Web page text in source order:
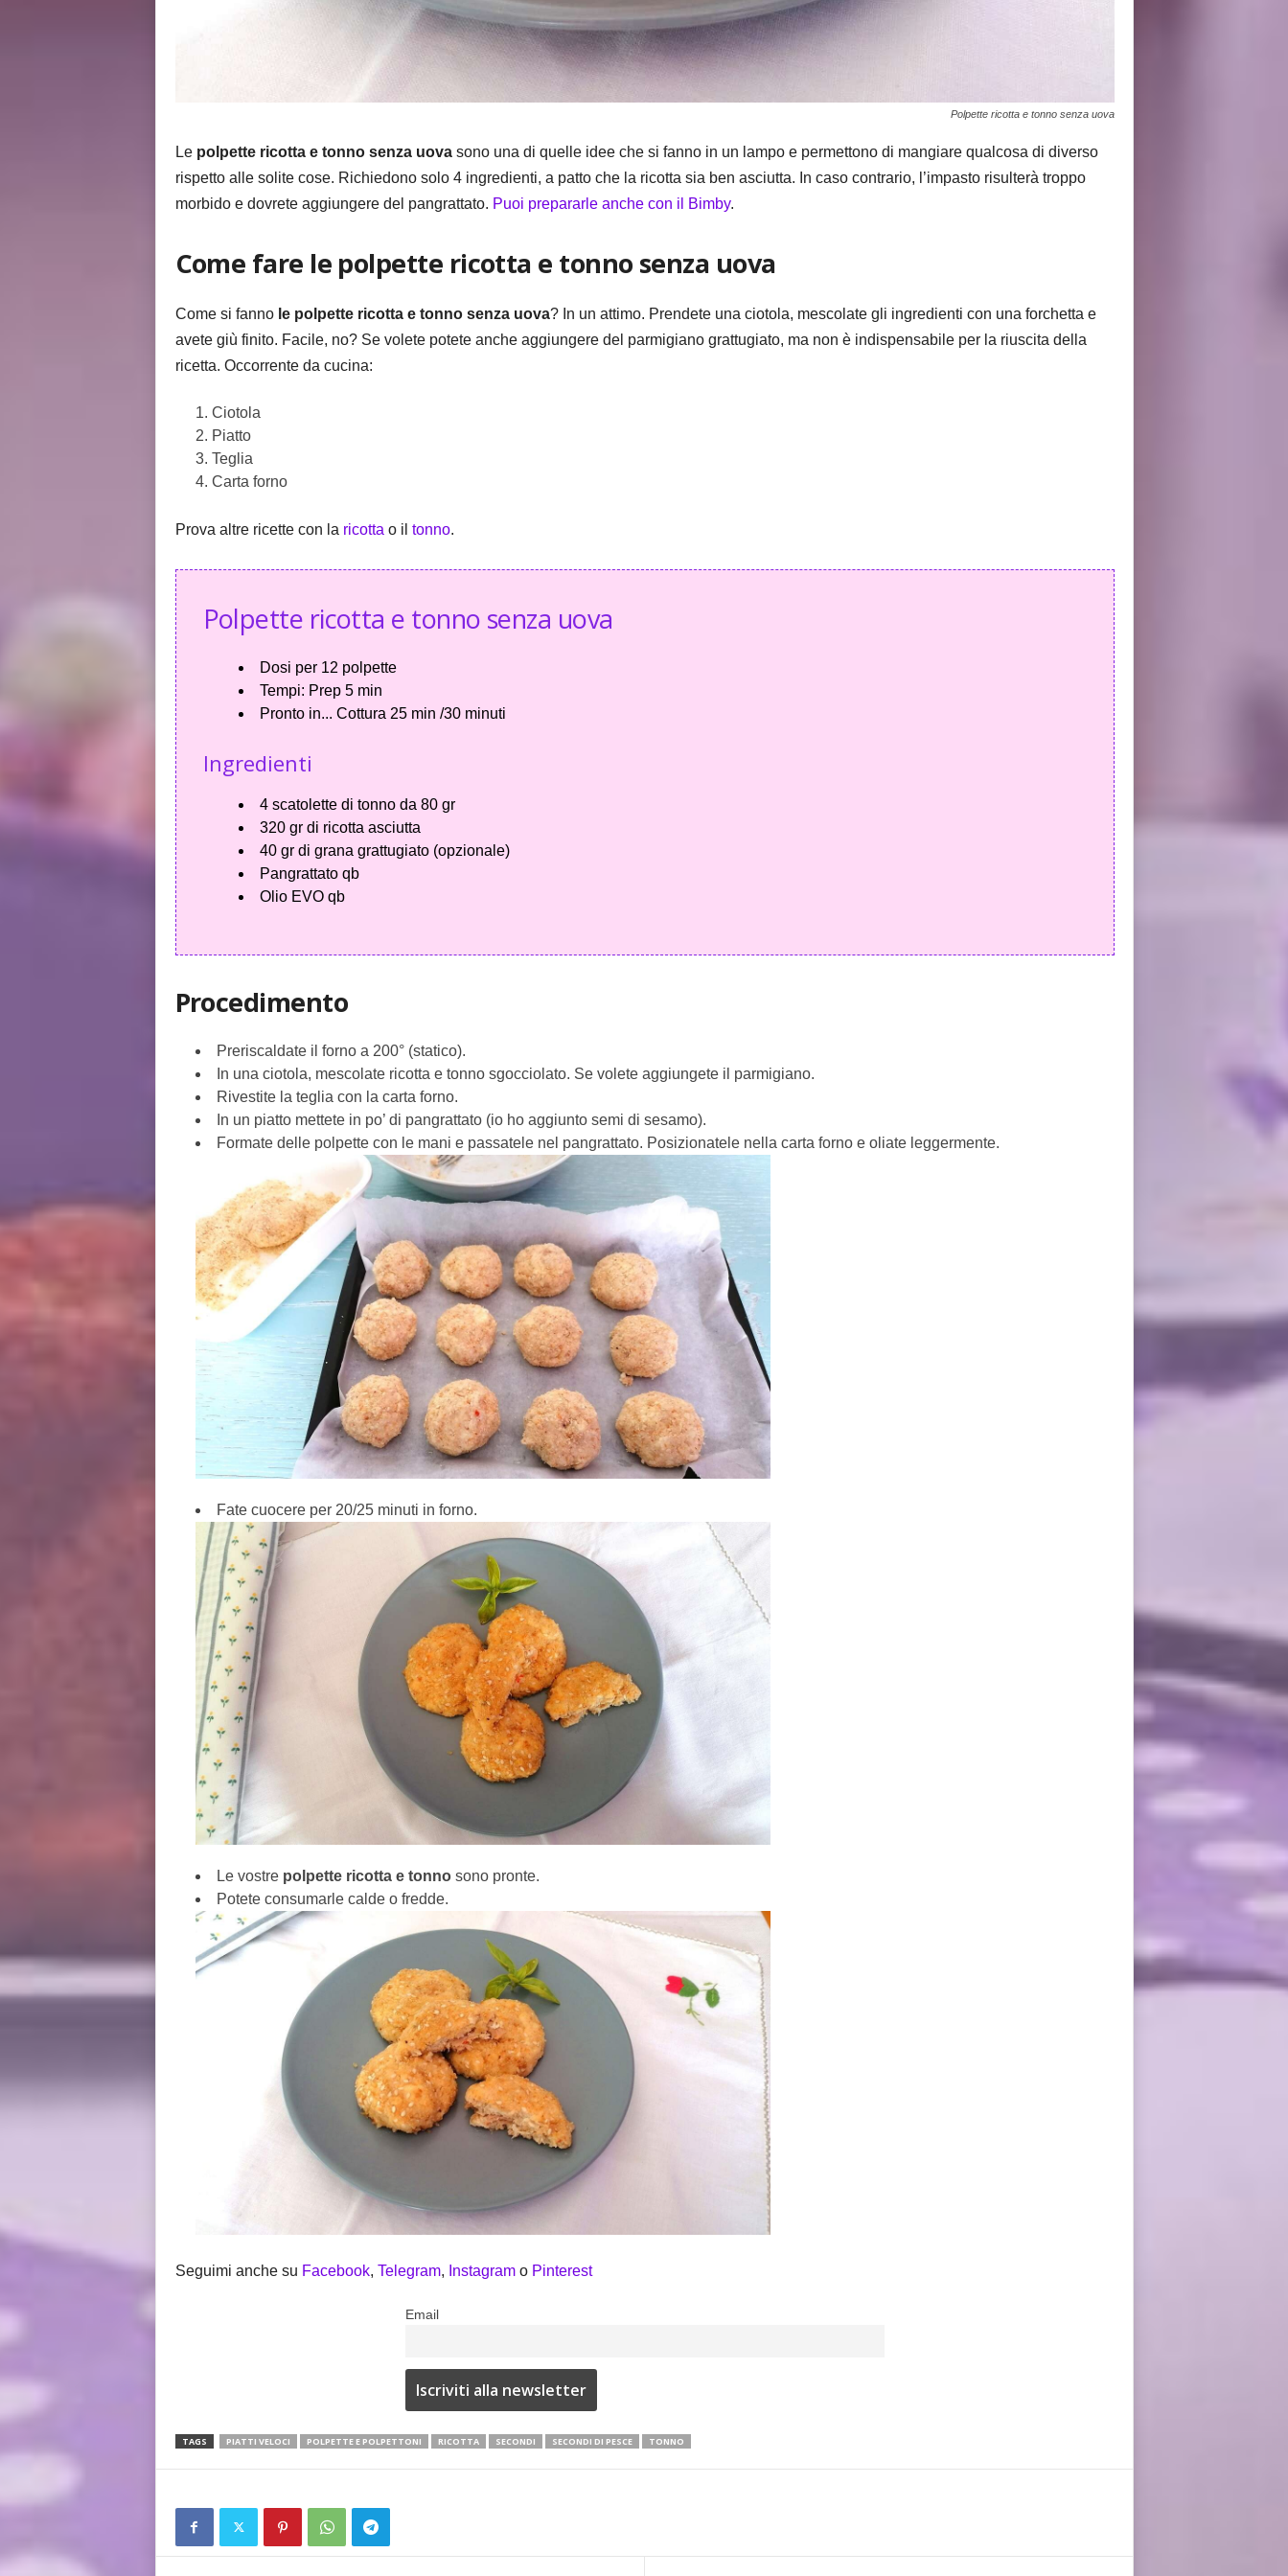
Polpette ricotta e tonno senza uova
Le polpette ricotta e tonno senza uova sono una di quelle idee che si fanno in un lampo e permettono di mangiare qualcosa di diverso
rispetto alle solite cose. Richiedono solo 4 ingredienti, a patto che la ricotta sia ben asciutta. In caso contrario, l’impasto risulterà troppo
morbido e dovrete aggiungere del pangrattato. Puoi prepararle anche con il Bimby.
Come fare le polpette ricotta e tonno senza uova
Come si fanno le polpette ricotta e tonno senza uova? In un attimo. Prendete una ciotola, mescolate gli ingredienti con una forchetta e
avete giù finito. Facile, no? Se volete potete anche aggiungere del parmigiano grattugiato, ma non è indispensabile per la riuscita della
ricetta. Occorrente da cucina:
Ciotola
Piatto
Teglia
Carta forno
Prova altre ricette con la ricotta o il tonno.
Polpette ricotta e tonno senza uova
Dosi per12 polpette
Tempi: Prep 5 min
Pronto in... Cottura 25 min /30 minuti
Ingredienti
4 scatolette di tonno da 80 gr
320 gr di ricotta asciutta
40 gr di grana grattugiato (opzionale)
Pangrattato qb
Olio EVO qb
Procedimento
Preriscaldate il forno a 200° (statico).
In una ciotola, mescolate ricotta e tonno sgocciolato. Se volete aggiungete il parmigiano.
Rivestite la teglia con la carta forno.
In un piatto mettete in po’ di pangrattato (io ho aggiunto semi di sesamo).
Formate delle polpette con le mani e passatele nel pangrattato. Posizionatele nella carta forno e oliate leggermente.
Fate cuocere per 20/25 minuti in forno.
Le vostre polpette ricotta e tonno sono pronte.
Potete consumarle calde o fredde.
Seguimi anche su Facebook, Telegram, Instagram o Pinterest
Email
TAGS PIATTI VELOCI POLPETTE E POLPETTONI RICOTTA SECONDI SECONDI DI PESCE TONNO